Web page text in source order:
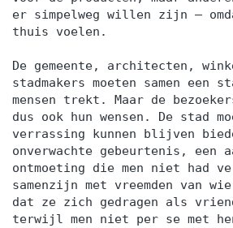
er simpelweg willen zijn —
thuis voelen.
De gemeente, architecten,
stadmakers moeten samen een
mensen trekt. Maar de
dus ook hun wensen. De stad
verrassing kunnen blijven
onverwachte gebeurtenis, een
ontmoeting die men niet had
samenzijn met vreemden van
dat ze zich gedragen als
terwijl men niet per se met